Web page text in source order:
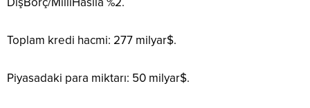
Toplam kredi hacmi: 277 milyar$.
Piyasadaki para miktarı: 50 milyar$.